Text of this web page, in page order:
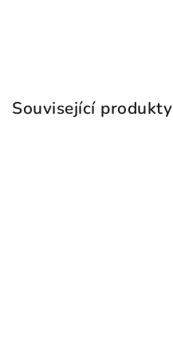
Související produkty